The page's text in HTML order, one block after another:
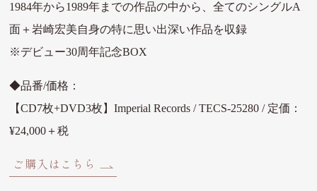
1984年から1989年までの作品の中から、全てのシングルA
面＋岩崎宏美自身の特に思い出深い作品を収録
※デビュー30周年記念BOX
◆品番/価格：
【CD7枚+DVD3枚】Imperial Records / TECS-25280 / 定価：
¥24,000＋税
ご購入はこちら